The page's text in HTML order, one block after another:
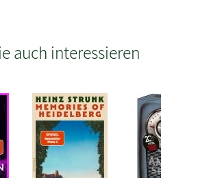
auch interessieren